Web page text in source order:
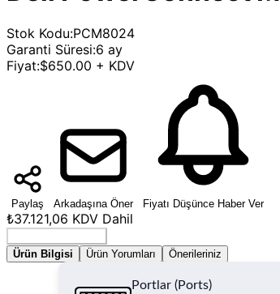
Stok Kodu:PCM8024
Garanti Süresi:6 ay
Fiyat:$650.00 + KDV
Paylaş Arkadaşına Öner Fiyatı Düşünce Haber Ver
₺37.121,06 KDV Dahil
Ürün Bilgisi
Ürün Yorumları Önerileriniz
Portlar (Ports)